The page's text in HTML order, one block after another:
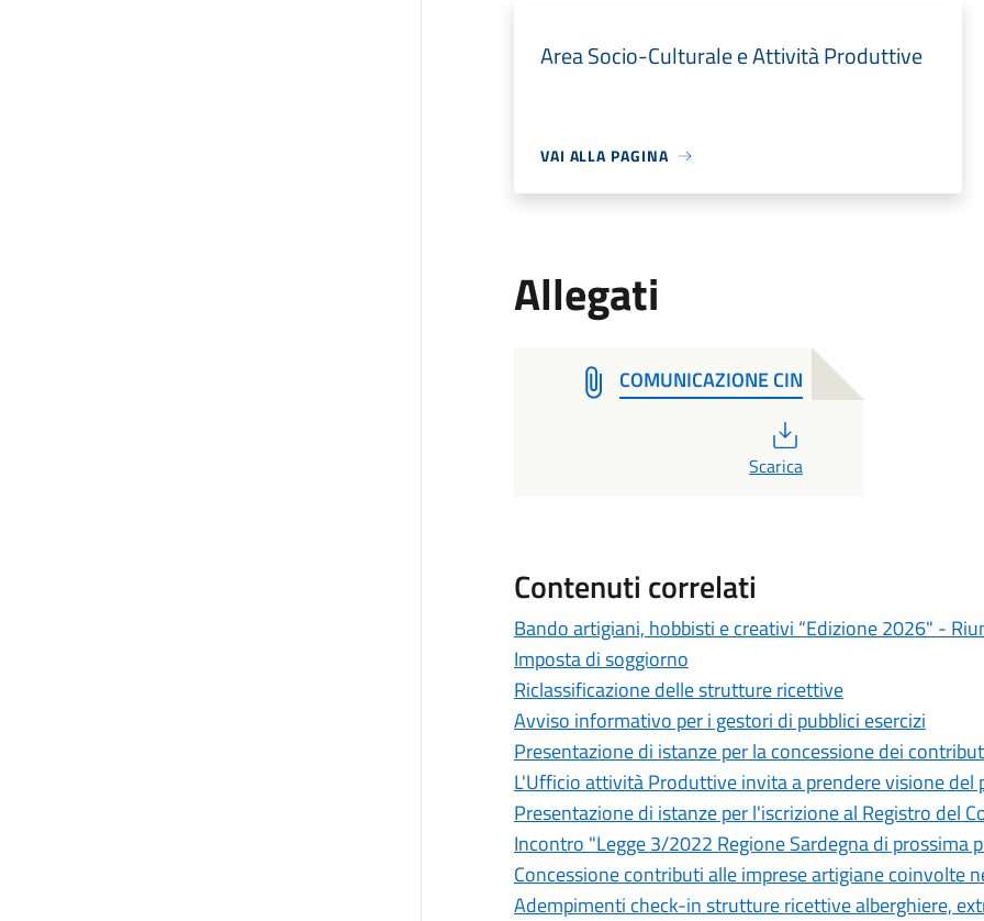
Area Socio-Culturale e Attività Produttive
VAI ALLA PAGINA
Allegati
COMUNICAZIONE CIN
Scarica
Contenuti correlati
Bando artigiani, hobbisti e creativi “Edizione 2026" -
Imposta di soggiorno
Riclassificazione delle strutture ricettive
Avviso informativo per i gestori di pubblici esercizi
Presentazione di istanze per la concessione dei
L'Ufficio attività Produttive invita a prendere visione del
Presentazione di istanze per l'iscrizione al Registro del
Incontro "Legge 3/2022 Regione Sardegna di prossima
Concessione contributi alle imprese artigiane coinvolte
Adempimenti check-in strutture ricettive alberghiere,